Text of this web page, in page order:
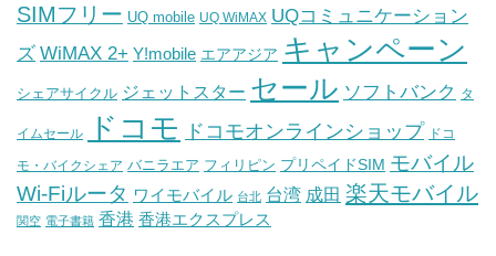
SIMフリー UQ mobile UQ WiMAX UQコミュニケーション
ズ WiMAX 2+ Y!mobile エアアジア キャンペーン
シェアサイクル ジェットスター セール ソフトバンク タ
イムセール ドコモ ドコモオンラインショップ ドコ
モ・バイクシェア バニラエア フィリピン プリペイドSIM モバイル
Wi-Fiルータ ワイモバイル 台北 台湾 成田 楽天モバイル
関空 電子書籍 香港 香港エクスプレス